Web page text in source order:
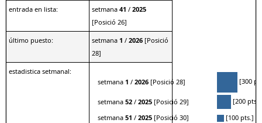
entrada en lista: setmana 41 / 2025
[Posició 26]
último puesto: setmana 1 / 2026[Posició
28]
estadistica setmanal:
setmana 1 / 2026[Posició 28] [300
setmana 52/ 2025[Posició 29]
[200 pts.]
setmana 51 / 2025[Posició 30]
[100 pts.]